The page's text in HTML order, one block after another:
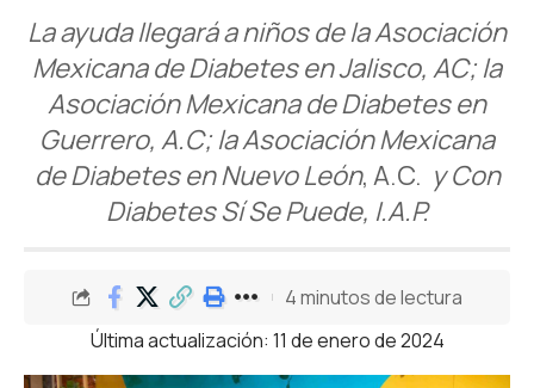
La ayuda llegará a niños de la Asociación
Mexicana de Diabetes en Jalisco, AC; la
Asociación Mexicana de Diabetes en
Guerrero, A.C; la Asociación Mexicana
de Diabetes en Nuevo León, A.C. y Con
Diabetes Sí Se Puede, I.A.P.
Última actualización: 11 de enero de 2024
4 minutos de lectura